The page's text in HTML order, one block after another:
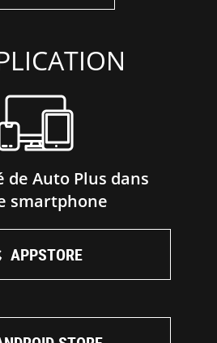
de Auto Plus dans
smartphone
APPSTORE